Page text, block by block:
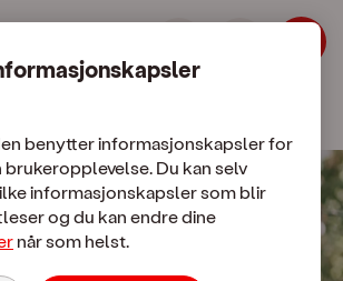
Norges mest fornøyde mobilkunder |
benytter informasjonskapsler for
Du kan selv
informasjonskapsler som blir
og du kan endre dine
når som helst.